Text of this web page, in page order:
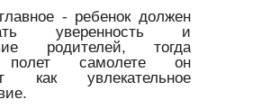
- ребенок должен
уверенность и
родителей, тогда
полет самолете он
как увлекательное